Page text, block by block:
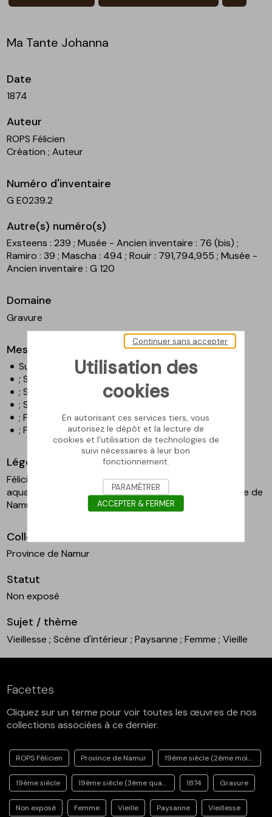
Ma Tante Johanna
Date
1874
Auteur
ROPS Félicien
Création; Auteur
Numéro d'inventaire
G E0239.2
Autre(s) numéro(s)
Exsteens : 239; Musée - Ancien inventaire : 76 (bis);
Ramiro : 39; Mascha : 494; Rouir : 791,794,955; Musée -
Ancien inventaire : G 120
Domaine
Gravure
Mesures
Surface couverte - Hauteur en cm : 16,5
; Surface couverte - Largeur en cm : 12,7
; Surface gravée - Hauteur en cm : 21
; Surface gravée - Largeur en cm : 15
; Feuille - Hauteur en cm : 28
; Feuille - Largeur en cm : 18,2
Légende
Félicien Rops, Ma Tante Johanna, 1874, eau-forte et
aquatinte, 16,5 x 12,7 cm. Musée Félicien Rops, Province de
Namur, inv. G E0239.2
Collection
Province de Namur
Statut
Non exposé
Sujet / thème
Vieillesse; Scène d'intérieur; Paysanne; Femme; Vieille
Facettes
Cliquez sur un terme pour voir toutes les œuvres de nos
collections associées à ce dernier.
ROPS Félicien Province de Namur 19ème siècle (2ème moitié)
19ème siècle 19ème siècle (3ème quart) 1874 Gravure
Non exposé Femme Vieille Paysanne Vieillesse
Utilisation des
cookies
En autorisant ces services tiers, vous
autorisez le dépôt et la lecture de
cookies et l'utilisation de technologies de
suivi nécessaires à leur bon
fonctionnement.
Continuer sans accepter
PARAMÉTRER
ACCEPTER & FERMER